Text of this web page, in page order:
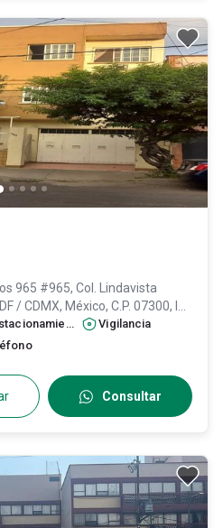
965 #965, Col. Lindavista
/ CDMX, México, C.P. 07300, ID:
s
Vigilancia
Consultar